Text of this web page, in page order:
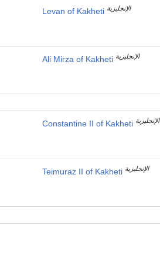
Levan of Kakheti الإنجليزية
Ali Mirza of Kakheti الإنجليزية
Constantine II of Kakheti الإنجليزية
Teimuraz II of Kakheti الإنجليزية